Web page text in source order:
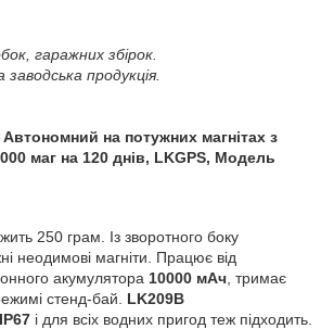
гаражних збірок.
заводська продукція.
на потужних магнітах з
маг на 120 днів, LKGPS, Модель
250 грам. Із зворотного боку
неодимові магніти. Працює від
акумулятора 10000 мАч , тримає
стенд-бай. LK209B
IP67 і для всіх водних пригод теж підходить.